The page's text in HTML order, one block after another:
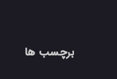
برچسب ها